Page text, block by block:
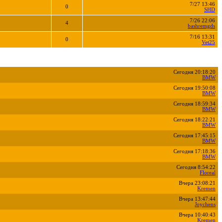
0
7/27 13:46
SHD
4
7/26 22:06
bashremgds
0
7/16 13:31
Vet25
Сегодня 20:18:20
BMW
Сегодня 19:50:08
BMW
Сегодня 18:59:34
BMW
Сегодня 18:22:21
BMW
Сегодня 17:45:15
BMW
Сегодня 17:18:36
BMW
Сегодня 8:54:22
Floreal
Вчера 23:08:21
Kremen
Вчера 13:47:44
Joychens
Вчера 10:40:43
Kremen